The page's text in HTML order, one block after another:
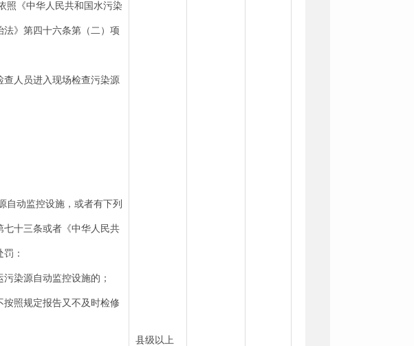
照《中华人民共和国水污染
》第四十六条第（二）项
查人员进入现场检查污染源
自动监控设施，或者有下列
十三条或者《中华人民共
：
染源自动监控设施的；
按照规定报告又不及时检修
县级以上